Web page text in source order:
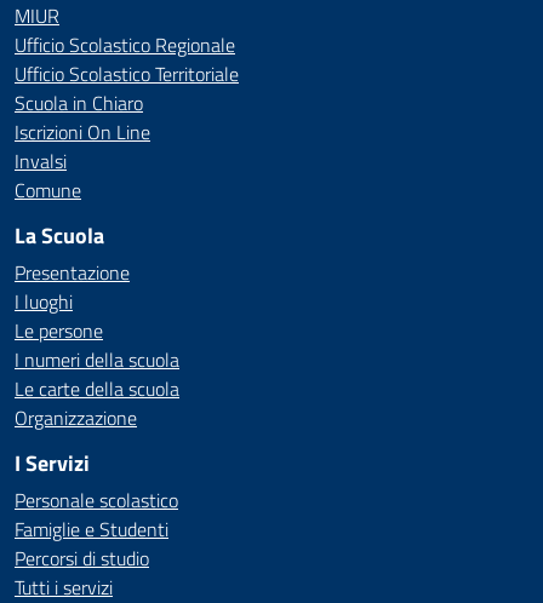
MIUR
Ufficio Scolastico Regionale
Ufficio Scolastico Territoriale
Scuola in Chiaro
Iscrizioni On Line
Invalsi
Comune
La Scuola
Presentazione
I luoghi
Le persone
I numeri della scuola
Le carte della scuola
Organizzazione
I Servizi
Personale scolastico
Famiglie e Studenti
Percorsi di studio
Tutti i servizi